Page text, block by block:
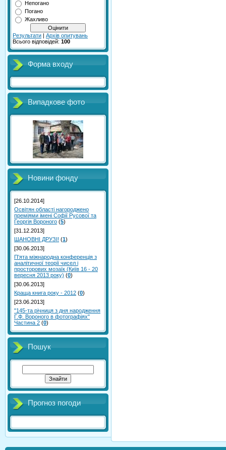
Непогано
Погано
Жахливо
Результати | Архів опитувань
Всього відповідей: 100
Форма входу
Випадкове фото
Новини фонду
[26.10.2014]
Освітян області нагороджено
преміями імені Софії Русової та
Георгія Вороного (5)
[31.12.2013]
ШАНОВНІ ДРУЗІ! (1)
[30.06.2013]
П'ята міжнародна конференція з
аналітичної теорії чисел і
просторових мозаїк (Київ 16 - 20
вересня 2013 року) (0)
[30.06.2013]
Краща книга року - 2012 (0)
[23.06.2013]
"145-та річниця з дня народження
Г.Ф. Вороного в фотографіях"
Частина 2 (0)
Пошук
Прогноз погоди